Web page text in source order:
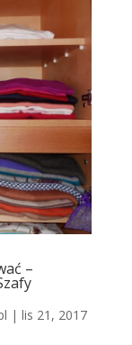
–
| lis 21, 2017